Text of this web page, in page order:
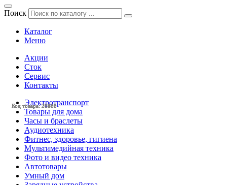
Код товара: 23582
Код товара: 26580
Код товара: 26579
Код товара: 28493
Код товара: 28457
Код товара: 28100
Код товара: 28092
Код товара: 28006
Поиск
Каталог
Меню
Акции
Сток
Сервис
Контакты
Электротранспорт
Товары для дома
Часы и браслеты
Аудиотехника
Фитнес, здоровье, гигиена
Мультимедийная техника
Фото и видео техника
Автотовары
Умный дом